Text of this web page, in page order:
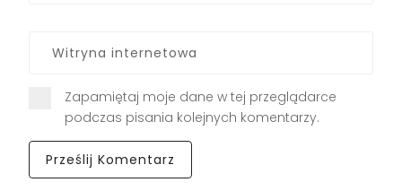
Zapamiętaj moje dane w tej przeglądarce
podczas pisania kolejnych komentarzy.